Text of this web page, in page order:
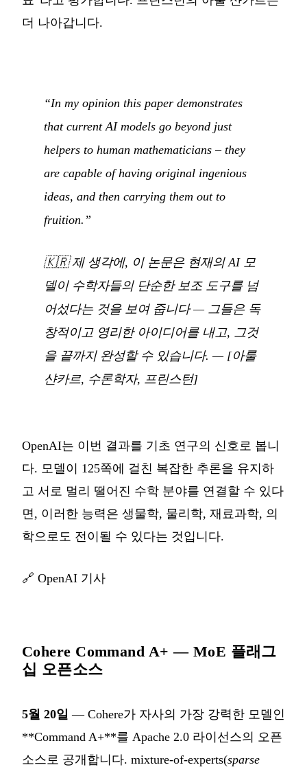
더 나아갑니다.
“In my opinion this paper demonstrates
that current AI models go beyond just
helpers to human mathematicians – they
are capable of having original ingenious
ideas, and then carrying them out to
fruition.”
🇰🇷제 생각에, 이 논문은 현재의 AI 모
델이 수학자들의 단순한 보조 도구를 넘
어섰다는 것을 보여 줍니다 — 그들은 독
창적이고 영리한 아이디어를 내고, 그것
을 끝까지 완성할 수 있습니다. — [아룰
샨카르, 수론학자, 프린스턴]
OpenAI는 이번 결과를 기초 연구의 신호로 봅니
다. 모델이 125쪽에 걸친 복잡한 추론을 유지하
고 서로 멀리 떨어진 수학 분야를 연결할 수 있다
면, 이러한 능력은 생물학, 물리학, 재료과학, 의
학으로도 전이될 수 있다는 것입니다.
🔗 OpenAI 기사
Cohere Command A+ — MoE 플래그
십 오픈소스
5월 20일 — Cohere가 자사의 가장 강력한 모델인
**Command A+**를 Apache 2.0 라이선스의 오픈
소스로 공개합니다. mixture-of-experts(sparse